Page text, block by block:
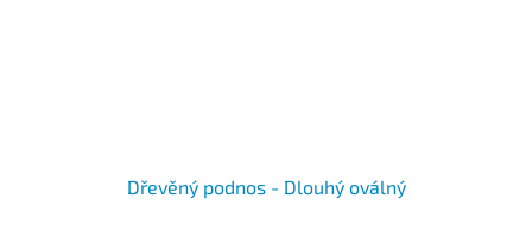
Dřevěný podnos - Dlouhý oválný